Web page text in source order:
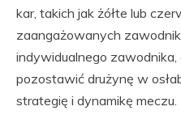
kar, takich jak żółte lub
zaangażowanych
indywidualnego
pozostawić drużynę w
strategię i dynamikę meczu.